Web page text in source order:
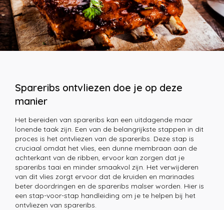
Spareribs ontvliezen doe je op deze
manier
Het bereiden van spareribs kan een uitdagende maar
lonende taak zijn. Een van de belangrijkste stappen in dit
proces is het ontvliezen van de spareribs. Deze stap is
cruciaal omdat het vlies, een dunne membraan aan de
achterkant van de ribben, ervoor kan zorgen dat je
spareribs taai en minder smaakvol zijn. Het verwijderen
van dit vlies zorgt ervoor dat de kruiden en marinades
beter doordringen en de spareribs malser worden. Hier is
een stap-voor-stap handleiding om je te helpen bij het
ontvliezen van spareribs.